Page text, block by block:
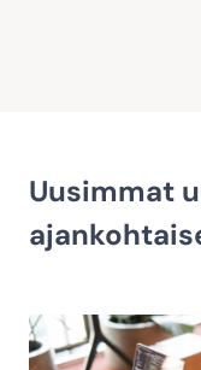
Uusimmat